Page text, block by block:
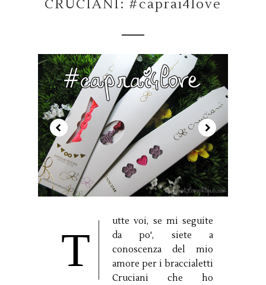
CRUCIANI: #caprai4love
T
utte voi, se mi seguite
da po', siete a
conoscenza del mio
amore per i braccialetti
Cruciani che ho